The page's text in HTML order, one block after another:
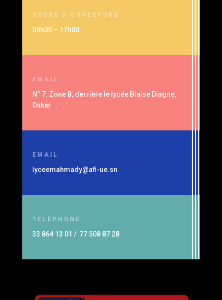
HEURE D’OUVERTURE
08h00 – 17h00
EMAIL
N° 7. Zone B, derrière le lycée Blaise Diagne,
Dakar
EMAIL
lyceemahmady@afi-ue.sn
TÉLÉPHONE
33 864 13 01 / 77 508 87 28